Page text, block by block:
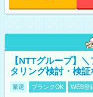
【NTTグループ】
タリング検討・検証
派遣 ブランクOK WEB登